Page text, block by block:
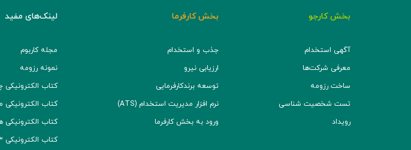
بخش کارجو
آگهی استخدام
معرفی شرکت‌ها
ساخت رزومه
تست شخصیت شناسی
رویداد
بخش کارفرما
جذب و استخدام
ارزیابی نیرو
توسعه برند‌کارفرمایی
نرم افزار مدیریت استخدام (ATS)
ورود به بخش کارفرما
لینک‌های مفید
مجله کاربوم
نمونه رزومه
کتاب
کتاب الکترونیکی
کتاب
کتاب الکترونیکی ۳ گام برای استخدام موفق